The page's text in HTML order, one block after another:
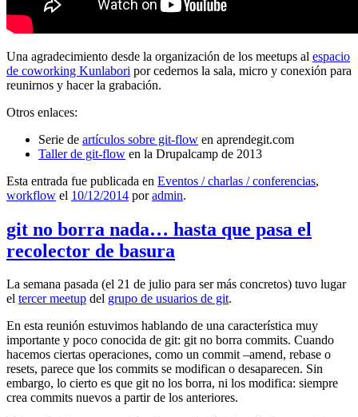
Una agradecimiento desde la organización de los meetups al espacio
de coworking Kunlabori por cedernos la sala, micro y conexión para
reunirnos y hacer la grabación.
Otros enlaces:
Serie de artículos sobre git-flow en aprendegit.com
Taller de git-flow en la Drupalcamp de 2013
Esta entrada fue publicada en Eventos / charlas / conferencias,
workflow el 10/12/2014 poradmin.
git no borra nada… hasta que pasa el
recolector de basura
La semana pasada (el 21 de julio para ser más concretos) tuvo lugar
el tercer meetup del grupo de usuarios de git.
En esta reunión estuvimos hablando de una característica muy
importante y poco conocida de git: git no borra commits. Cuando
hacemos ciertas operaciones, como un commit –amend, rebase o
resets, parece que los commits se modifican o desaparecen. Sin
embargo, lo cierto es que git no los borra, ni los modifica: siempre
crea commits nuevos a partir de los anteriores.